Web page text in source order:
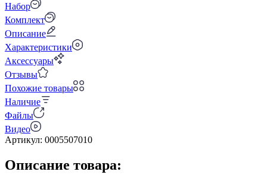
Набор
Комплект
Описание
Характеристики
Аксессуары
Отзывы
Похожие товары
Наличие
Файлы
Видео
Артикул: 0005507010
Описание товара: